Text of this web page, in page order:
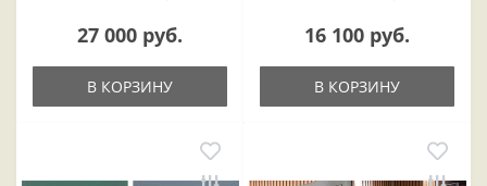
27 000 руб.
В КОРЗИНУ
16 100 руб.
В КОРЗИНУ